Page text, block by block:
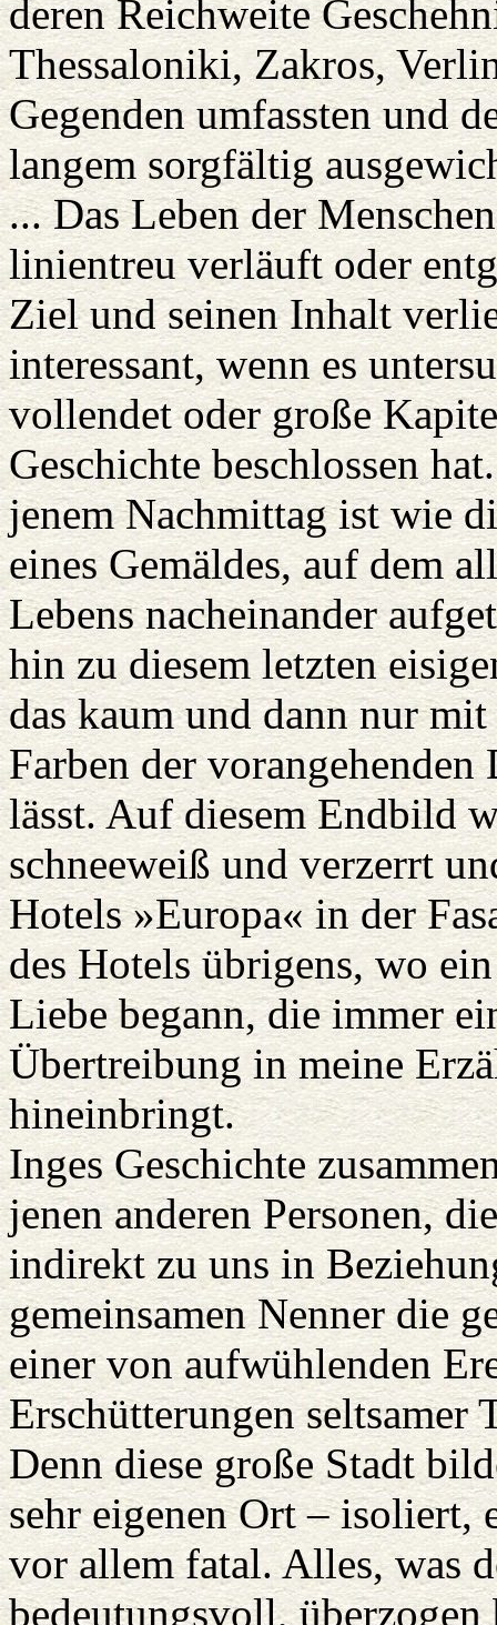
deren Reichweite
Thessaloniki, Zakros,
Gegenden umfassten und
langem sorgfältig
... Das Leben der
linientreu verläuft oder
Ziel und seinen Inhalt
interessant, wenn es
vollendet oder große
Geschichte beschlossen
jenem Nachmittag ist wie
eines Gemäldes, auf dem
Lebens nacheinander
hin zu diesem letzten
das kaum und dann nur
Farben der
lässt. Auf diesem Endbild
schneeweiß und verzerrt
Hotels »Europa« in der
des Hotels übrigens, wo
Liebe begann, die immer
Übertreibung in meine
hineinbringt.
Inges Geschichte
jenen anderen Personen,
indirekt zu uns in
gemeinsamen Nenner die
einer von aufwühlenden
Erschütterungen seltsamer
Denn diese große Stadt
sehr eigenen Ort – isoliert,
vor allem fatal. Alles, was
bedeutungsvoll,